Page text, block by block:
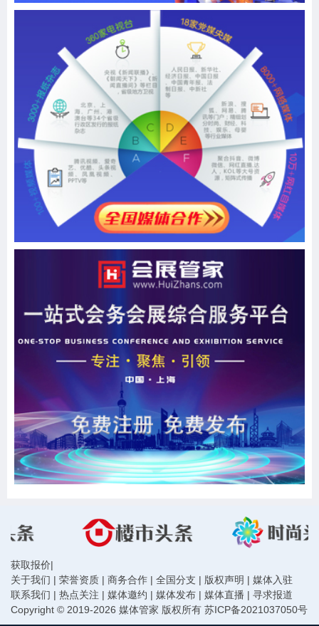
获取报价|
关于我们 | 荣誉资质 | 商务合作 | 全国分支 | 版权声明 | 媒体入驻
联系我们 | 热点关注 | 媒体邀约 | 媒体发布 | 媒体直播 | 寻求报道
Copyright © 2019-2026 媒体管家 版权所有 苏ICP备2021037050号